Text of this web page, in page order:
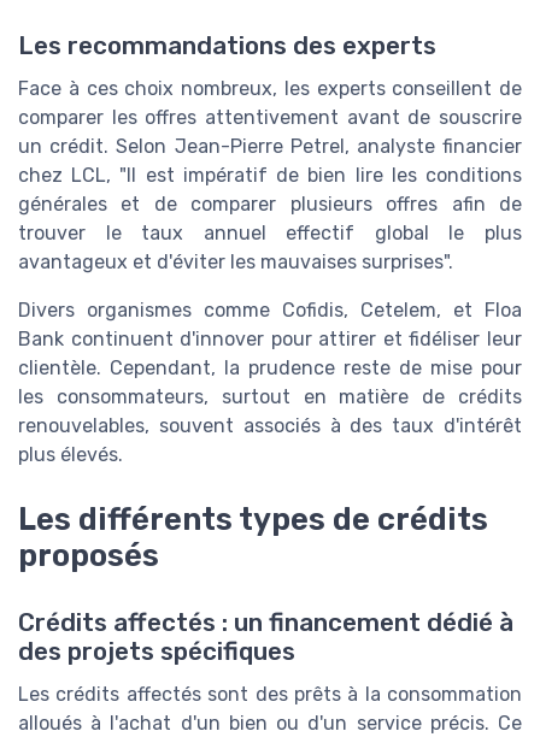
Les recommandations des experts
Face à ces choix nombreux, les experts conseillent de
comparer les offres attentivement avant de souscrire
un crédit. Selon Jean-Pierre Petrel, analyste financier
chez LCL, "Il est impératif de bien lire les conditions
générales et de comparer plusieurs offres afin de
trouver le taux annuel effectif global le plus
avantageux et d'éviter les mauvaises surprises".
Divers organismes comme Cofidis, Cetelem, et Floa
Bank continuent d'innover pour attirer et fidéliser leur
clientèle. Cependant, la prudence reste de mise pour
les consommateurs, surtout en matière de crédits
renouvelables, souvent associés à des taux d'intérêt
plus élevés.
Les différents types de crédits
proposés
Crédits affectés : un financement dédié à
des projets spécifiques
Les crédits affectés sont des prêts à la consommation
alloués à l'achat d'un bien ou d'un service précis. Ce